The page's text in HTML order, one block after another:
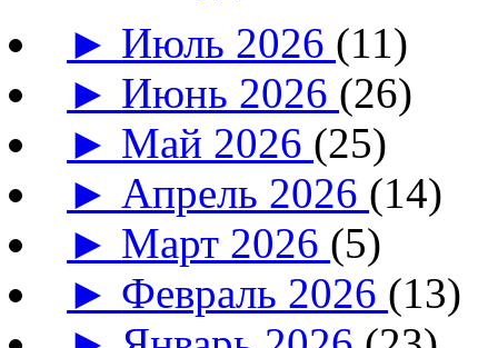
► Июль 2026 (11)
► Июнь 2026 (26)
► Май 2026 (25)
► Апрель 2026 (14)
► Март 2026 (5)
► Февраль 2026 (13)